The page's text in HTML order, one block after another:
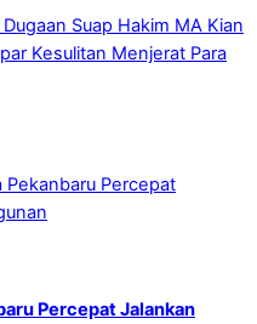
Suap Hakim MA Kian
Kesulitan Menjerat Para
Percepat Jalankan